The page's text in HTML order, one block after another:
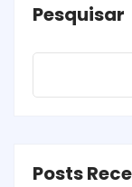
Pesquisar
Posts